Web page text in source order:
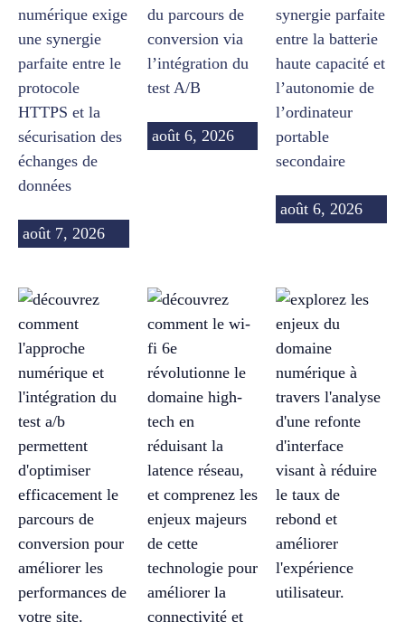
numérique exige
une synergie
parfaite entre le
protocole
HTTPS et la
sécurisation des
échanges de
données
août 7, 2026
du parcours de
conversion via
l’intégration du
test A/B
août 6, 2026
synergie parfaite
entre la batterie
haute capacité et
l’autonomie de
l’ordinateur
portable
secondaire
août 6, 2026